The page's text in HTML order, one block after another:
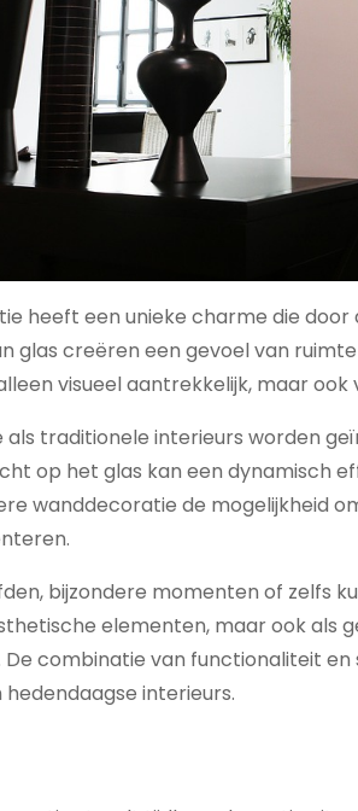
heeft een unieke charme die
glas creëren een gevoel van
visueel aantrekkelijk, maar ook
als traditionele interieurs worden
op het glas kan een dynamisch
wanddecoratie de mogelijkheid
bijzondere momenten of zelfs
elementen, maar ook als
De combinatie van functionaliteit
interieurs.